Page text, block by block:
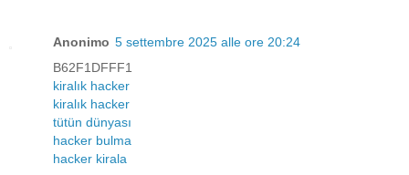
Anonimo 5 settembre 2025 alle ore 20:24
B62F1DFFF1
kiralık hacker
kiralık hacker
tütün dünyası
hacker bulma
hacker kirala